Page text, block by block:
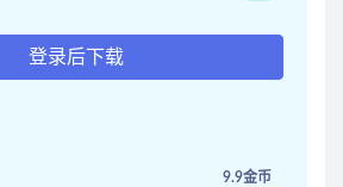
登录后下载
9.9金币